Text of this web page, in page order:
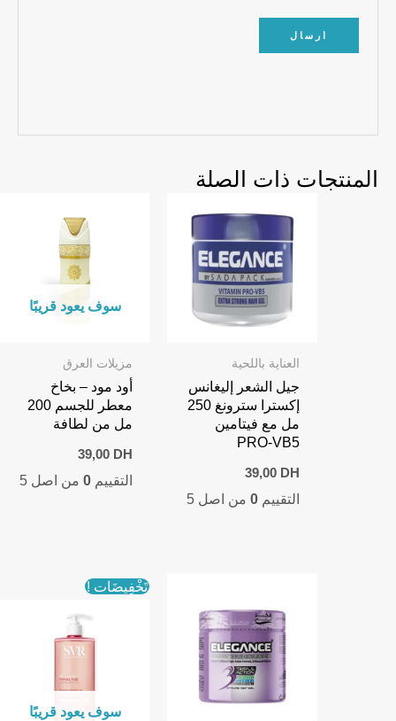
المنتجات ذات الصلة
العناية باللحية
جيل الشعر إليغانس
إكسترا سترونغ 250
مل مع فيتامين
PRO-VB5
39,00 DH
التقييم 0من اصل 5
سوف يعود قريبًا
مزيلات العرق
أود مود – بخاخ
معطر للجسم 200
مل من لطافة
39,00 DH
التقييم0 من اصل 5
تَخْفِيضَات !
سوف يعود قريبًا